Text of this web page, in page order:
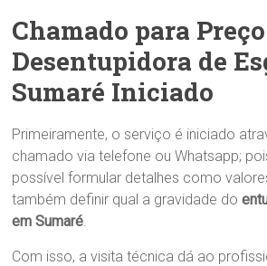
Chamado para Preço
Desentupidora de
Sumaré Iniciado
Primeiramente, o serviço é iniciado
chamado via telefone ou Whatsapp;
possível formular detalhes como
também definir qual a gravidade do
em Sumaré
Com isso, a visita técnica dá ao